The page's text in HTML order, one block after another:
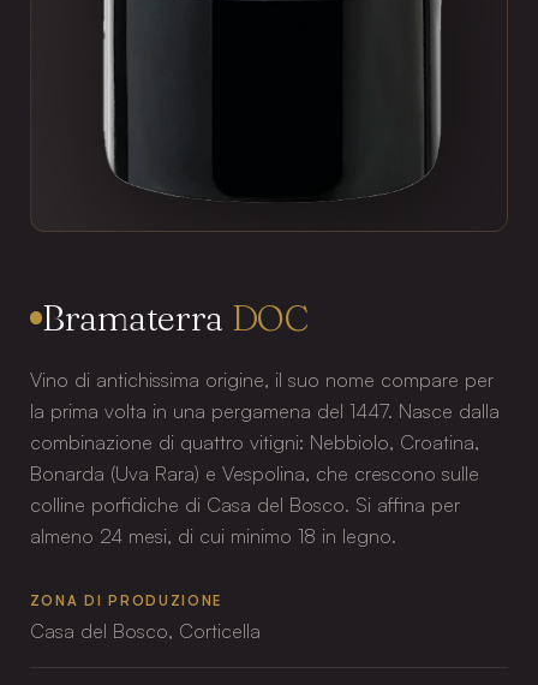
Bramaterra DOC
Vino di antichissima origine, il suo nome compare per
la prima volta in una pergamena del 1447. Nasce dalla
combinazione di quattro vitigni: Nebbiolo, Croatina,
Bonarda (Uva Rara) e Vespolina, che crescono sulle
colline porfidiche di Casa del Bosco. Si affina per
almeno 24 mesi, di cui minimo 18 in legno.
ZONA DI PRODUZIONE
Casa del Bosco, Corticella